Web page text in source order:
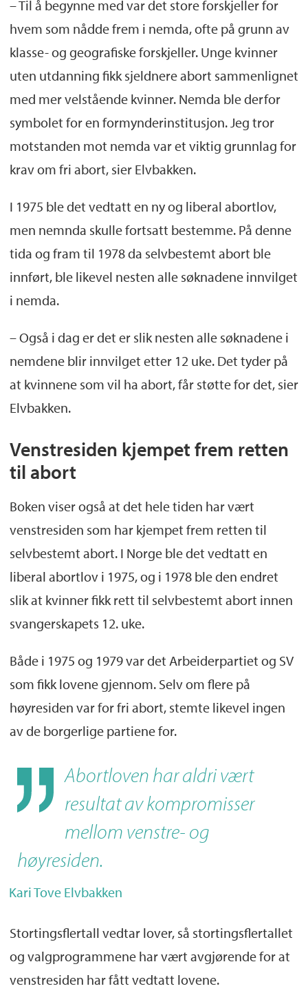
– Til å begynne med var det store forskjeller for
hvem som nådde frem i nemda, ofte på grunn av
klasse- og geografiske forskjeller. Unge kvinner
uten utdanning fikk sjeldnere abort sammenlignet
med mer velstående kvinner. Nemda ble derfor
symbolet for en formynderinstitusjon. Jeg tror
motstanden mot nemda var et viktig grunnlag for
krav om fri abort, sier Elvbakken.
I 1975 ble det vedtatt en ny og liberal abortlov,
men nemnda skulle fortsatt bestemme. På denne
tida og fram til 1978 da selvbestemt abort ble
innført, ble likevel nesten alle søknadene innvilget
i nemda.
– Også i dag er det er slik nesten alle søknadene i
nemdene blir innvilget etter 12 uke. Det tyder på
at kvinnene som vil ha abort, får støtte for det, sier
Elvbakken.
Venstresiden kjempet frem retten
til abort
Boken viser også at det hele tiden har vært
venstresiden som har kjempet frem retten til
selvbestemt abort. I Norge ble det vedtatt en
liberal abortlov i 1975, og i 1978 ble den endret
slik at kvinner fikk rett til selvbestemt abort innen
svangerskapets 12. uke.
Både i 1975 og 1979 var det Arbeiderpartiet og SV
som fikk lovene gjennom. Selv om flere på
høyresiden var for fri abort, stemte likevel ingen
av de borgerlige partiene for.
Abortloven har aldri vært
resultat av kompromisser
mellom venstre- og
høyresiden.
Kari Tove Elvbakken
Stortingsflertall vedtar lover, så stortingsflertallet
og valgprogrammene har vært avgjørende for at
venstresiden har fått vedtatt lovene.